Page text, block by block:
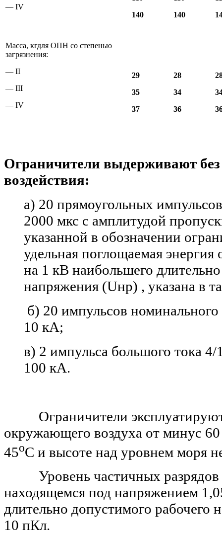
— IV
140
140
Масса, кгдля ОПН со степенью
загрязнения:
— II
— III
— IV
29
35
37
28
34
36
Ограничители выдерживают
воздействия:
а) 20 прямоугольных
2000 мкс с амплитудой
указанной в обозначении
удельная поглощаемая энергия
на 1 кВ наибольшего
напряжения (Uнр) , указана в
б) 20 импульсов
10 кА;
в) 2 импульса большого тока
100 кА.
Ограничители
окружающего воздуха от минус
45оС и высоте над уровнем моря
Уровень частичных разрядов
находящемся под напряжением
длительно допустимого рабочего
10 пКл.